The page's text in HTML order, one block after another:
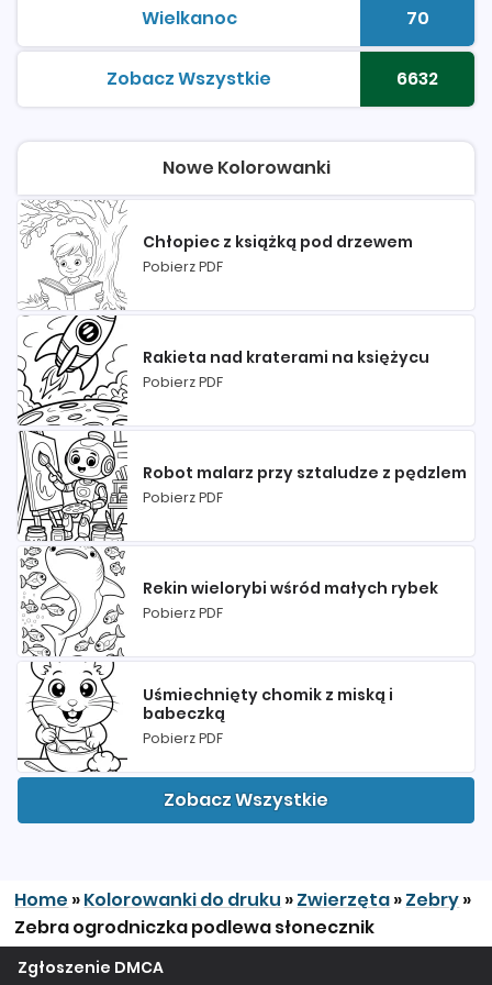
Wielkanockolorowanki do druku Liczba
70
Zobacz Wszystkiekolorowanki do druku Liczba
6632
Nowe Kolorowanki
Chłopiec z książką pod drzewem
Pobierz PDF
Rakieta nad kraterami na księżycu
Pobierz PDF
Robot malarz przy sztaludze z pędzlem
Pobierz PDF
Rekin wielorybi wśród małych rybek
Pobierz PDF
Uśmiechnięty chomik z miską i
babeczką
Pobierz PDF
Zobacz Wszystkie
Home »Kolorowanki do druku »Zwierzęta»Zebry»
Zebra ogrodniczka podlewa słonecznik
Zgłoszenie DMCA